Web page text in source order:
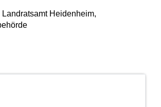
Heidenheim,